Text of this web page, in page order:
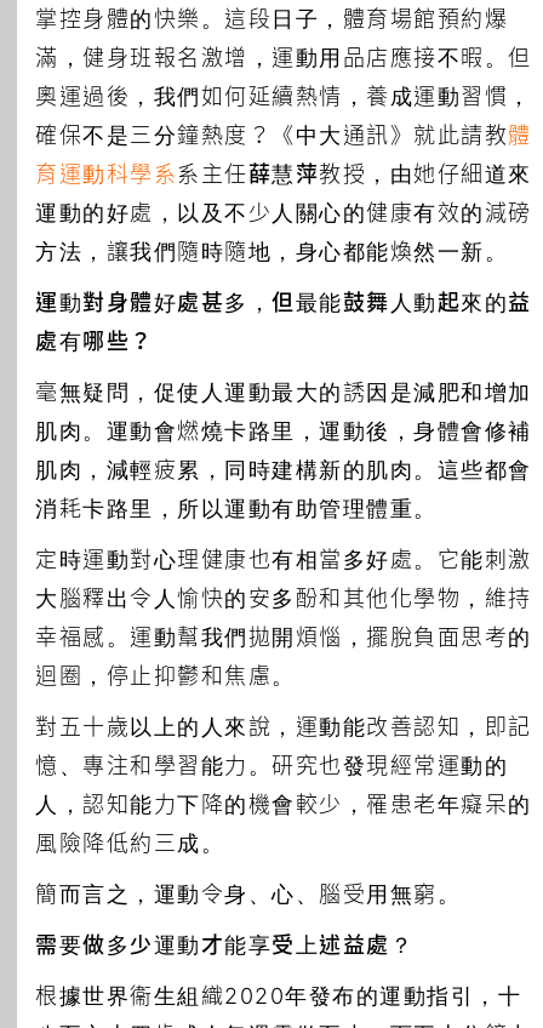
掌控身體的快樂。這段日子，體育場館預約爆
滿，健身班報名激增，運動用品店應接不暇。但
奧運過後，我們如何延續熱情，養成運動習慣，
確保不是三分鐘熱度？《中大通訊》就此請教體
育運動科學系系主任薛慧萍教授，由她仔細道來
運動的好處，以及不少人關心的健康有效的減磅
方法，讓我們隨時隨地，身心都能煥然一新。
運動對身體好處甚多，但最能鼓舞人動起來的益
處有哪些？
毫無疑問，促使人運動最大的誘因是減肥和增加
肌肉。運動會燃燒卡路里，運動後，身體會修補
肌肉，減輕疲累，同時建構新的肌肉。這些都會
消耗卡路里，所以運動有助管理體重。
定時運動對心理健康也有相當多好處。它能刺激
大腦釋出令人愉快的安多酚和其他化學物，維持
幸福感。運動幫我們拋開煩惱，擺脫負面思考的
迴圈，停止抑鬱和焦慮。
對五十歲以上的人來說，運動能改善認知，即記
憶、專注和學習能力。研究也發現經常運動的
人，認知能力下降的機會較少，罹患老年癡呆的
風險降低約三成。
簡而言之，運動令身、心、腦受用無窮。
需要做多少運動才能享受上述益處？
根據世界衞生組織2020年發布的運動指引，十